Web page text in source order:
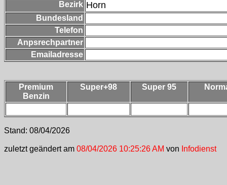
Bezirk Horn
Bundesland
Telefon
Anpsrechpartner
Emailadresse
Premium
Benzin
Super+98 Super 95
Stand: 08/04/2026
zuletzt geändert am 08/04/2026 10:25:26 AM von Infodienst